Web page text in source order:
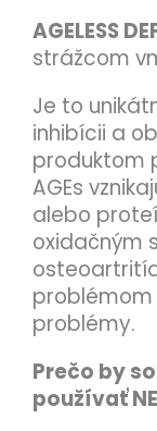
AGELESS
strážcom
Je to
inhibícii a
produktom
AGEs
alebo
oxidačným
problémom
problémy.
Prečo by
používať